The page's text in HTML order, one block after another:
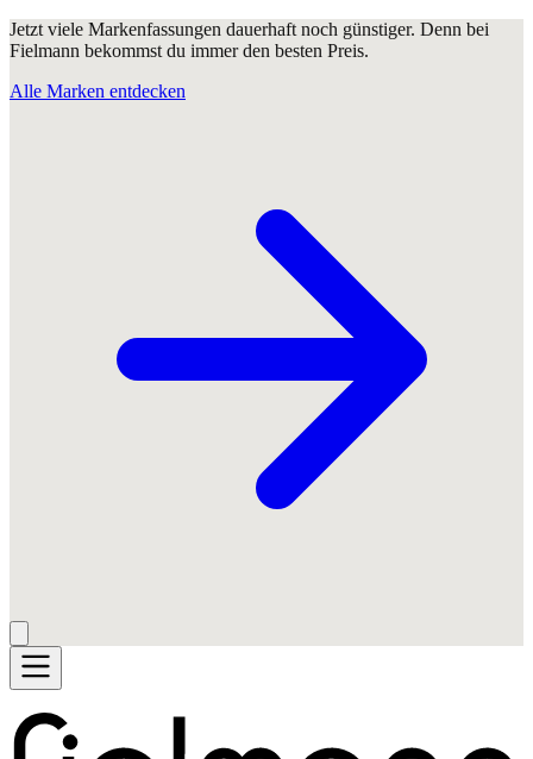
Jetzt viele Markenfassungen dauerhaft noch günstiger. Denn bei
Fielmann bekommst du immer den besten Preis.
Alle Marken entdecken